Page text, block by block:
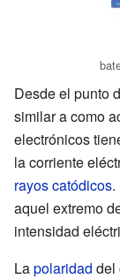
Desde el punto
similar a como
electrónicos
la corriente
rayos catódicos.
aquel extremo
intensidad
Lapolaridad del